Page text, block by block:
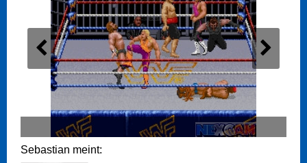
Sebastian meint: